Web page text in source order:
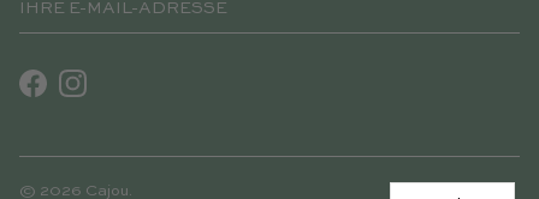
FacebookInstagram
© 2026 Cajou.